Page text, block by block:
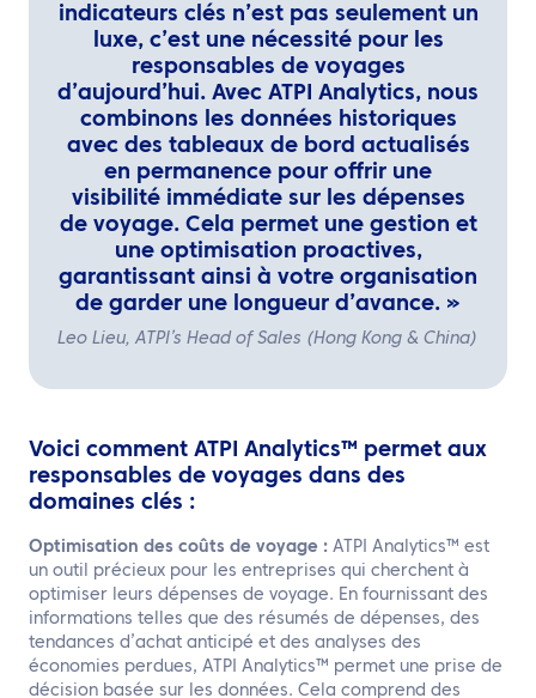
indicateurs clés n’est pas seulement un
luxe, c’est une nécessité pour les
responsables de voyages
d’aujourd’hui. Avec ATPI Analytics, nous
combinons les données historiques
avec des tableaux de bord actualisés
en permanence pour offrir une
visibilité immédiate sur les dépenses
de voyage. Cela permet une gestion et
une optimisation proactives,
garantissant ainsi à votre organisation
de garder une longueur d’avance. »
Leo Lieu, ATPI’s Head of Sales (Hong Kong & China)
Voici comment ATPI Analytics™ permet aux
responsables de voyages dans des
domaines clés :
Optimisation des coûts de voyage : ATPI Analytics™ est
un outil précieux pour les entreprises qui cherchent à
optimiser leurs dépenses de voyage. En fournissant des
informations telles que des résumés de dépenses, des
tendances d’achat anticipé et des analyses des
économies perdues, ATPI Analytics™ permet une prise de
décision basée sur les données. Cela comprend des